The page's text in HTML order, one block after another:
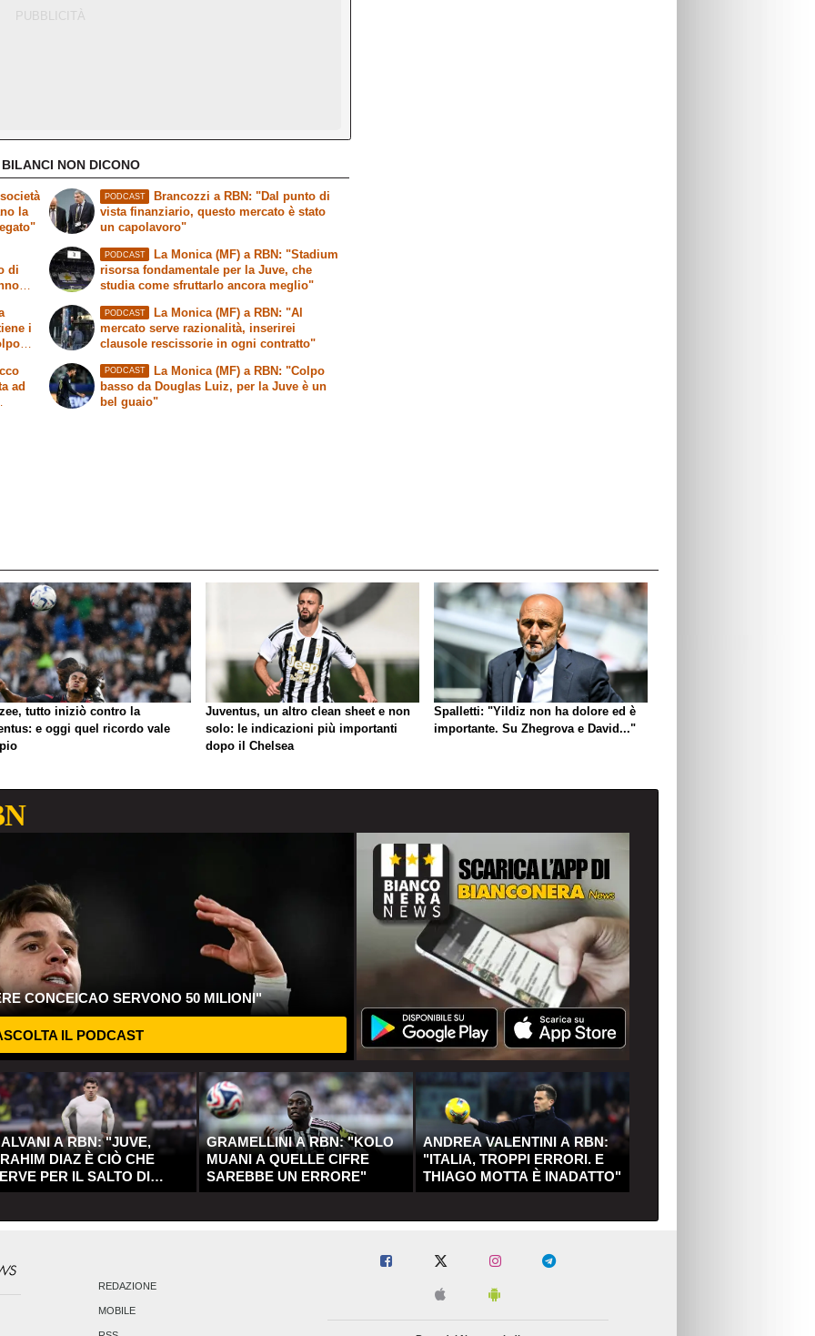
NON DICONO
la
di
PODCAST
Brancozzi a RBN: "Dal punto di
vista finanziario, questo mercato è stato
un capolavoro"
PODCAST
La Monica (MF) a RBN: "Stadium
risorsa fondamentale per la Juve, che
studia come sfruttarlo ancora meglio"
i
ad
PODCAST
La Monica (MF) a RBN: "Al
mercato serve razionalità, inserirei
clausole rescissorie in ogni contratto"
PODCAST
La Monica (MF) a RBN: "Colpo
basso da Douglas Luiz, per la Juve è un
bel guaio"
tutto iniziò contro la
e oggi quel ricordo vale
Juventus, un altro clean sheet e non
solo: le indicazioni più importanti
dopo il Chelsea
Spalletti: "Yildiz non ha dolore ed è
importante. Su Zhegrova e David..."
CONCEICAO SERVONO 50 MILIONI"
IL PODCAST
A RBN: "JUVE,
DIAZ È CIÒ CHE
PER IL SALTO DI
GRAMELLINI A RBN: "KOLO
MUANI A QUELLE CIFRE
SAREBBE UN ERRORE"
ANDREA VALENTINI A RBN:
"ITALIA, TROPPI ERRORI. E
THIAGO MOTTA È INADATTO"
REDAZIONE
MOBILE